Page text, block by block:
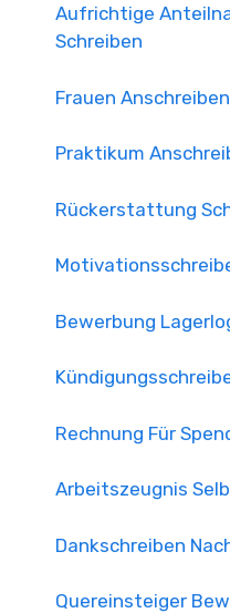
Aufrichtige
Schreiben
Frauen
Praktikum
Rückerstattung
Bewerbung
Rechnung Für
Arbeitszeugnis
Dankschreiben
Quereinsteiger